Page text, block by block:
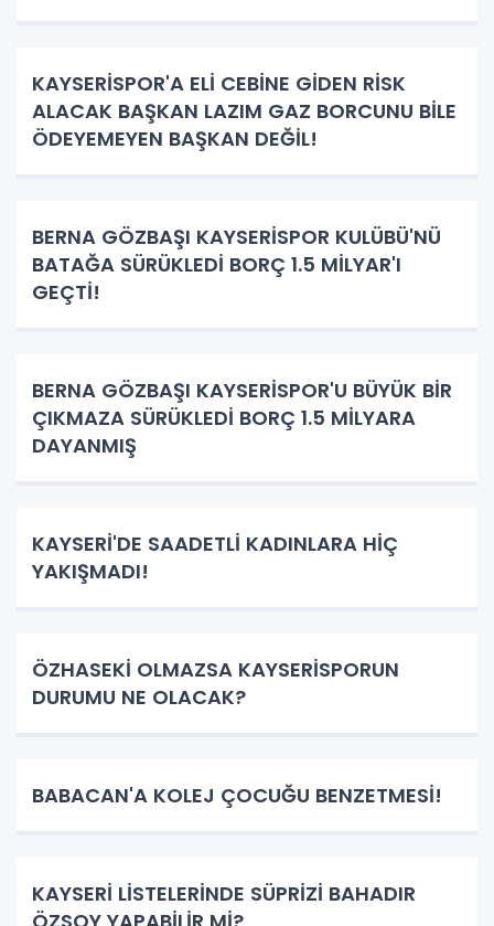
KAYSERİSPOR'A ELİ CEBİNE GİDEN RİSK
ALACAK BAŞKAN LAZIM GAZ BORCUNU BİLE
ÖDEYEMEYEN BAŞKAN DEĞİL!
BERNA GÖZBAŞI KAYSERİSPOR KULÜBÜ'NÜ
BATAĞA SÜRÜKLEDİ BORÇ 1.5 MİLYAR'I
GEÇTİ!
BERNA GÖZBAŞI KAYSERİSPOR'U BÜYÜK BİR
ÇIKMAZA SÜRÜKLEDİ BORÇ 1.5 MİLYARA
DAYANMIŞ
KAYSERİ'DE SAADETLİ KADINLARA HİÇ
YAKIŞMADI!
ÖZHASEKİ OLMAZSA KAYSERİSPORUN
DURUMU NE OLACAK?
BABACAN'A KOLEJ ÇOCUĞU BENZETMESİ!
KAYSERİ LİSTELERİNDE SÜPRİZİ BAHADIR